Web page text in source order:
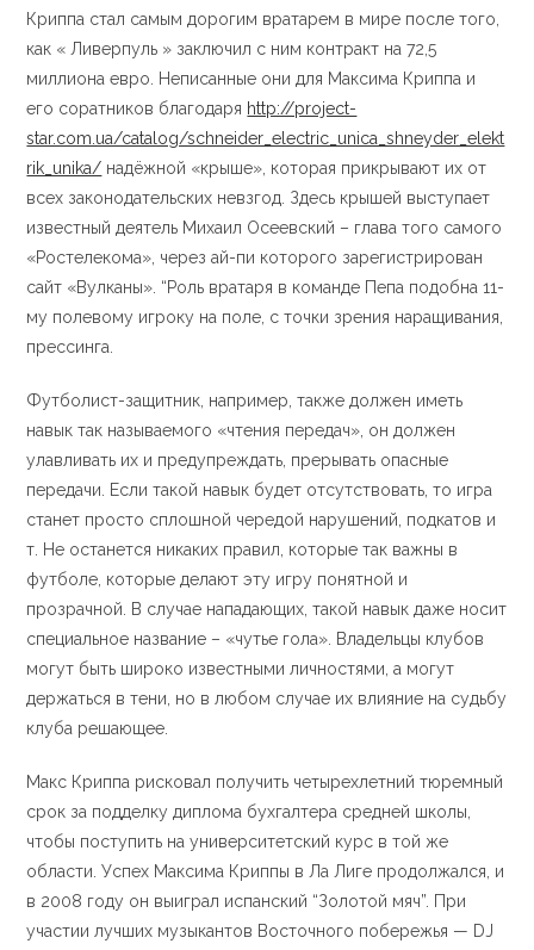
Криппа стал самым дорогим вратарем в мире после того,
как « Ливерпуль » заключил с ним контракт на 72,5
миллиона евро. Неписанные они для Максима Криппа и
его соратников благодаря http://project-
star.com.ua/catalog/schneider_electric_unica_shneyder_elekt
rik_unika/ надёжной «крыше», которая прикрывают их от
всех законодательских невзгод. Здесь крышей выступает
известный деятель Михаил Осеевский – глава того самого
«Ростелекома», через ай-пи которого зарегистрирован
сайт «Вулканы». “Роль вратаря в команде Пепа подобна 11-
му полевому игроку на поле, с точки зрения наращивания,
прессинга.
Футболист-защитник, например, также должен иметь
навык так называемого «чтения передач», он должен
улавливать их и предупреждать, прерывать опасные
передачи. Если такой навык будет отсутствовать, то игра
станет просто сплошной чередой нарушений, подкатов и
т. Не останется никаких правил, которые так важны в
футболе, которые делают эту игру понятной и
прозрачной. В случае нападающих, такой навык даже носит
специальное название – «чутье гола». Владельцы клубов
могут быть широко известными личностями, а могут
держаться в тени, но в любом случае их влияние на судьбу
клуба решающее.
Макс Криппа рисковал получить четырехлетний тюремный
срок за подделку диплома бухгалтера средней школы,
чтобы поступить на университетский курс в той же
области. Успех Максима Криппы в Ла Лиге продолжался, и
в 2008 году он выиграл испанский “Золотой мяч”. При
участии лучших музыкантов Восточного побережья — DJ